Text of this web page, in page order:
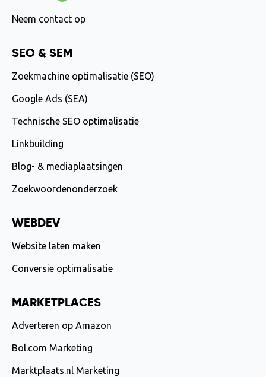
Neem contact op
SEO & SEM
Zoekmachine optimalisatie (SEO)
Google Ads (SEA)
Technische SEO optimalisatie
Linkbuilding
Blog- & mediaplaatsingen
Zoekwoordenonderzoek
WEBDEV
Website laten maken
Conversie optimalisatie
MARKETPLACES
Adverteren op Amazon
Bol.com Marketing
Marktplaats.nl Marketing